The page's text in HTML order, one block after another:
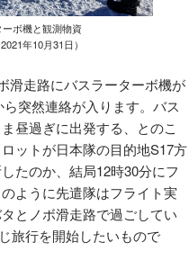
ボ機と観測物資
年10月31日）
滑走路にバスラーターボ機が
ら突然連絡が入ります。バス
昼過ぎに出発する、とのこ
ットが日本隊の目的地S17方
たのか、結局12時30分にフ
ように先遣隊はフライト実
とノボ滑走路で過ごしてい
旅行を開始したいもので